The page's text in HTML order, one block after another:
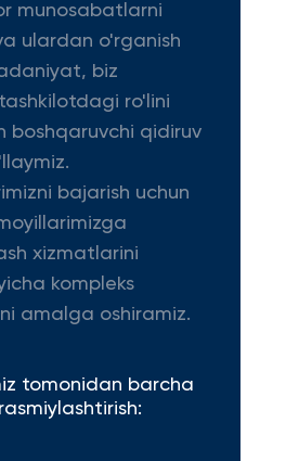
munosabatlarni
ulardan o'rganish
biz
ro'lini
boshqaruvchi qidiruv
bajarish uchun
xizmatlarini
kompleks
amalga oshiramiz.
tomonidan barcha